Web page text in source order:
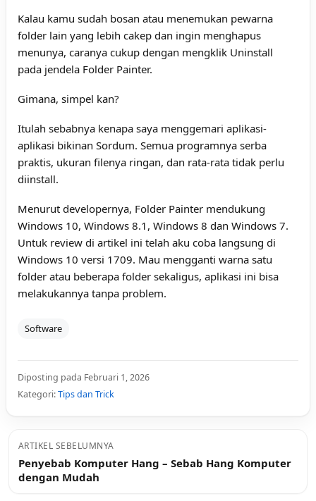
Kalau kamu sudah bosan atau menemukan pewarna
folder lain yang lebih cakep dan ingin menghapus
menunya, caranya cukup dengan mengklik Uninstall
pada jendela Folder Painter.
Gimana, simpel kan?
Itulah sebabnya kenapa saya menggemari aplikasi-
aplikasi bikinan Sordum. Semua programnya serba
praktis, ukuran filenya ringan, dan rata-rata tidak perlu
diinstall.
Menurut developernya, Folder Painter mendukung
Windows 10, Windows 8.1, Windows 8 dan Windows 7.
Untuk review di artikel ini telah aku coba langsung di
Windows 10 versi 1709. Mau mengganti warna satu
folder atau beberapa folder sekaligus, aplikasi ini bisa
melakukannya tanpa problem.
Software
Diposting pada Februari 1, 2026
Kategori:Tips dan Trick
ARTIKEL SEBELUMNYA
Penyebab Komputer Hang – Sebab Hang Komputer
dengan Mudah